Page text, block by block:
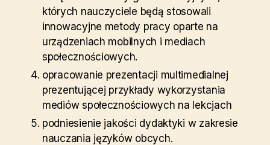
których nauczyciele będą stosowali
innowacyjne metody pracy oparte na
urządzeniach mobilnych i mediach
społecznościowych.
opracowanie prezentacji multimedialnej
prezentującej przykłady wykorzystania
mediów społecznościowych na lekcjach
podniesienie jakości dydaktyki w zakresie
nauczania języków obcych.